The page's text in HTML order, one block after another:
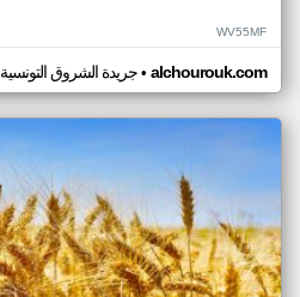
WV55MF
جريدة الشروق التونسية• alchourouk.com